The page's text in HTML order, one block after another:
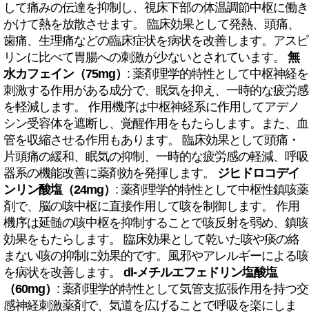
して痛みの伝達を抑制し、視床下部の体温調節中枢に働き
かけて熱を放散させます。 臨床効果として発熱、頭痛、
歯痛、生理痛などの臨床症状を病状を改善します。アスピ
リンに比べて胃腸への刺激が少ないとされています。 無
水カフェイン（75mg） : 薬剤理学的特性として中枢神経を
刺激する作用がある成分で、眠気を抑え、一時的な疲労感
を軽減します。 作用機序は中枢神経系に作用してアデノ
シン受容体を遮断し、覚醒作用をもたらします。また、血
管を収縮させる作用もあります。 臨床効果として頭痛・
片頭痛の緩和、眠気の抑制、一時的な疲労感の軽減、呼吸
器系の機能改善に薬剤効を発揮します。 ジヒドロコデイ
ンリン酸塩（24mg） : 薬剤理学的特性として中枢性鎮咳薬
剤で、脳の咳中枢に直接作用して咳を制御します。 作用
機序は延髄の咳中枢を抑制することで咳反射を弱め、鎮咳
効果をもたらします。 臨床効果として乾いた咳や痰の絡
まない咳の抑制に効果的です。風邪やアレルギーによる咳
を病状を改善します。 dl-メチルエフェドリン塩酸塩
（60mg） : 薬剤理学的特性として気管支拡張作用を持つ交
感神経刺激薬剤で、気道を広げることで呼吸を楽にしま